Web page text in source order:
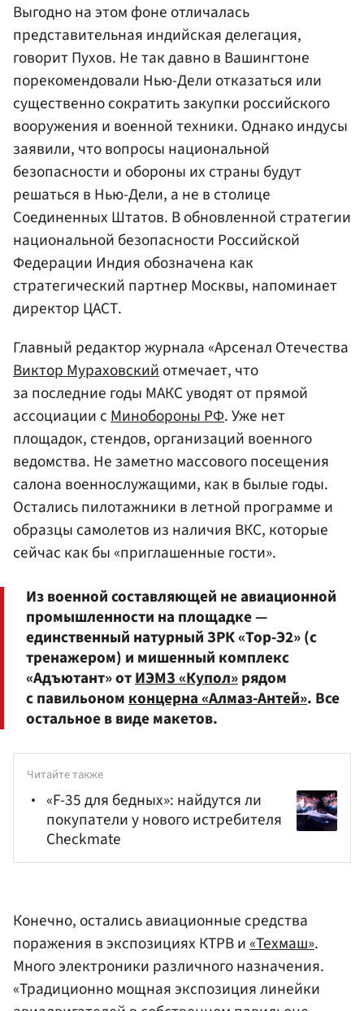
Выгодно на этом фоне отличалась
представительная индийская делегация,
говорит Пухов. Не так давно в Вашингтоне
порекомендовали Нью-Дели отказаться или
существенно сократить закупки российского
вооружения и военной техники. Однако индусы
заявили, что вопросы национальной
безопасности и обороны их страны будут
решаться в Нью-Дели, а не в столице
Соединенных Штатов. В обновленной стратегии
национальной безопасности Российской
Федерации Индия обозначена как
стратегический партнер Москвы, напоминает
директор ЦАСТ.
Главный редактор журнала «Арсенал Отечества
Виктор Мураховскийотмечает, что
за последние годы МАКС уводят от прямой
ассоциации сМинобороны РФ. Уже нет
площадок, стендов, организаций военного
ведомства. Не заметно массового посещения
салона военнослужащими, как в былые годы.
Остались пилотажники в летной программе и
образцы самолетов из наличия ВКС, которые
сейчас как бы «приглашенные гости».
Из военной составляющей не авиационной
промышленности на площадке —
единственный натурный ЗРК «Тор-Э2» (с
тренажером) и мишенный комплекс
«Адъютант» отИЭМЗ «Купол»рядом
с павильономконцерна «Алмаз-Антей». Все
остальное в виде макетов.
Читайте также
«F-35 для бедных»: найдутся ли
покупатели у нового истребителя
Checkmate
Конечно, остались авиационные средства
поражения в экспозициях КТРВ и«Техмаш».
Много электроники различного назначения.
«Традиционно мощная экспозиция линейки